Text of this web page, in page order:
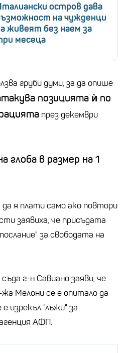
остров дава
на чужденци
живеят без наем за
месеца
груби думи, за да опише
позицията ѝ по
през декември
глоба в размер на 1
я плати само ако повтори
заявиха, че присъдата
за свободата на
г-н Савиано заяви, че
Мелони се е опитало да
изрекъл "лъжи" за
АФП.